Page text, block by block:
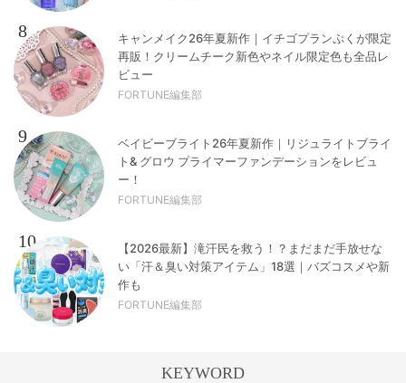
8
キャンメイク26年夏新作｜イチゴプランぷくが限定
再販！クリームチーク新色やネイル限定色も全品レ
ビュー
FORTUNE編集部
9
ベイビーブライト26年夏新作｜リジュライトブライ
ト& グロウ プライマーファンデーションをレビュ
ー！
FORTUNE編集部
10
【2026最新】滝汗民を救う！？まだまだ手放せな
い「汗＆臭い対策アイテム」18選｜バズコスメや新
作も
FORTUNE編集部
KEYWORD